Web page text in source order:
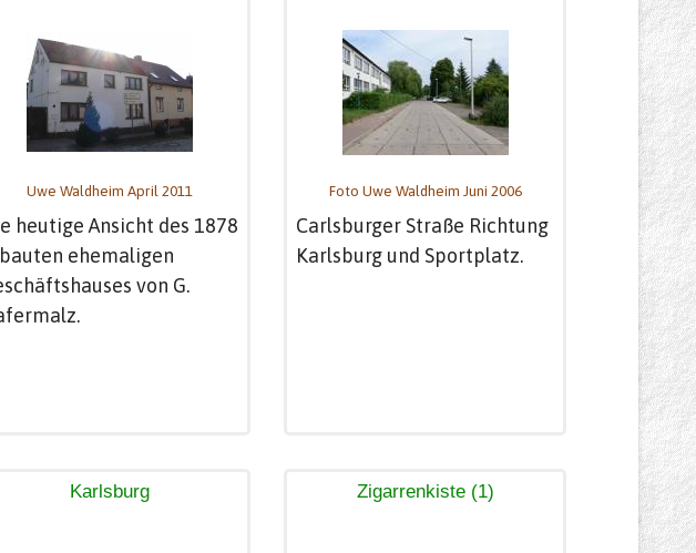
Uwe Waldheim April 2011
heutige Ansicht des 1878
ehemaligen
von G.
Foto Uwe Waldheim Juni 2006
Carlsburger Straße Richtung
Karlsburg und Sportplatz.
Karlsburg Zigarrenkiste (1)